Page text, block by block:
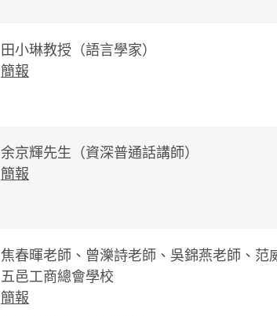
田小琳教授（語言學家）
簡報
余京輝先生（資深普通話講師）
簡報
焦春暉老師、曾濼詩老師、吳錦燕老師、范
五邑工商總會學校
簡報